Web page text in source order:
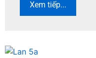
Xem tiếp...